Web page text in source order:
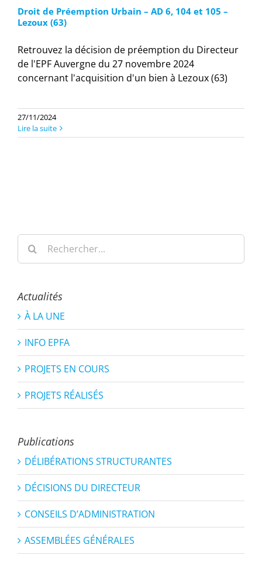
Droit de Préemption Urbain – AD 6, 104 et 105 –
Lezoux (63)
Retrouvez la décision de préemption du Directeur
de l'EPF Auvergne du 27 novembre 2024
concernant l'acquisition d'un bien à Lezoux (63)
27/11/2024
Lire la suite
Rechercher:
Actualités
À LA UNE
INFO EPFA
PROJETS EN COURS
PROJETS RÉALISÉS
Publications
DÉLIBÉRATIONS STRUCTURANTES
DÉCISIONS DU DIRECTEUR
CONSEILS D’ADMINISTRATION
ASSEMBLÉES GÉNÉRALES